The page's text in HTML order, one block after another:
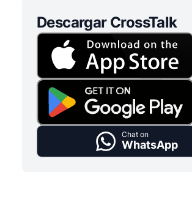
Descargar CrossTalk
Chat on
WhatsApp